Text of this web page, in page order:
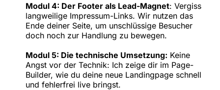
Modul 4: Der Footer als Lead-Magnet: Vergiss
langweilige Impressum-Links. Wir nutzen das
Ende deiner Seite, um unschlüssige Besucher
doch noch zur Handlung zu bewegen.
Modul 5: Die technische Umsetzung: Keine
Angst vor der Technik: Ich zeige dir im Page-
Builder, wie du deine neue Landingpage schnell
und fehlerfrei live bringst.